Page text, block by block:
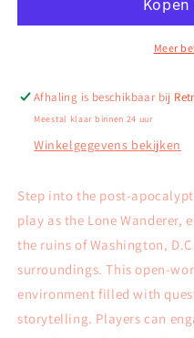
3
3
Meer
Afhaling is beschikbaar bij
Meestal klaar binnen 24 uur
Winkelgegevens bekijken
Step into the post-
play as the Lone Wanderer,
the ruins of Washington,
surroundings. This open-
environment filled with
storytelling. Players can